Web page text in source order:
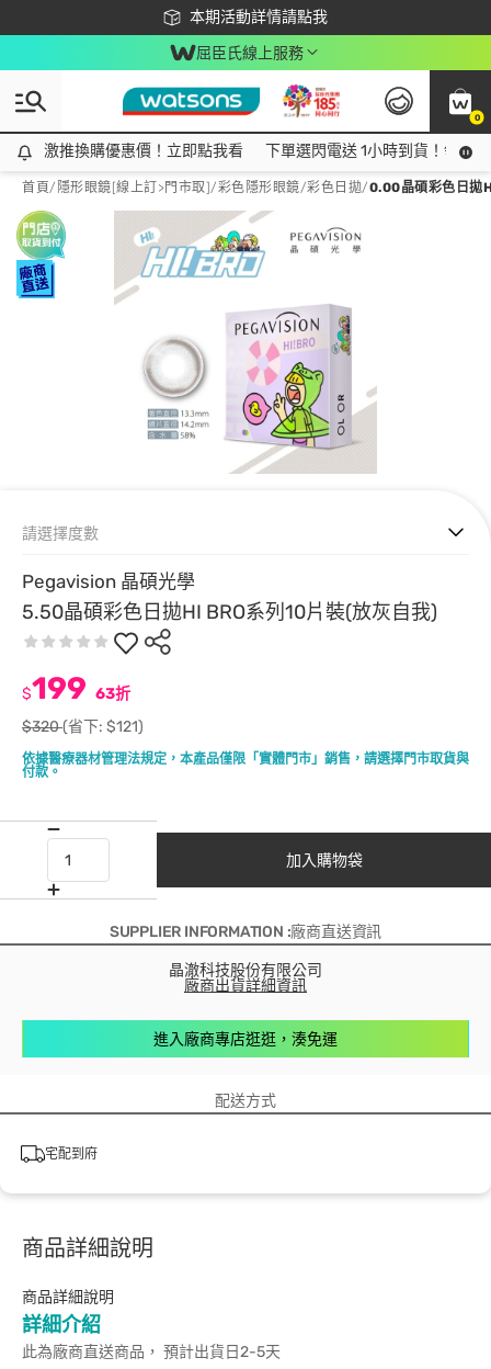
本期活動詳情請點我
下載app最高回饋$350
屈臣氏線上服務
0
激推換購優惠價！立即點我看
激推換購優惠價！立即點我看 下單選閃電送 1小時到貨！領神
首頁/ 隱形眼鏡[線上訂>門市取]/彩色隱形眼鏡/彩色日拋/0.00晶碩彩色日拋
Pegavision 晶碩光學
5.50晶碩彩色日拋HI BRO系列10片裝(放灰自我)
依據醫療器材管理法規定，本產品僅限「實體門市」銷售，請選擇門市取貨與
付款。
$199 63折
$320(省下: $121)
請選擇度數
加入購物袋
SUPPLIER INFORMATION :廠商直送資訊
晶澈科技股份有限公司
廠商出貨詳細資訊
進入廠商專店逛逛，湊免運
配送方式
宅配到府
商品詳細說明
商品詳細說明
詳細介紹
此為廠商直送商品， 預計出貨日2-5天